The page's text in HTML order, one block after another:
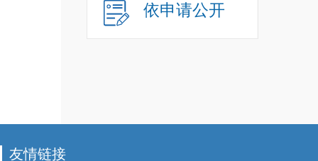
依申请公开
友情链接